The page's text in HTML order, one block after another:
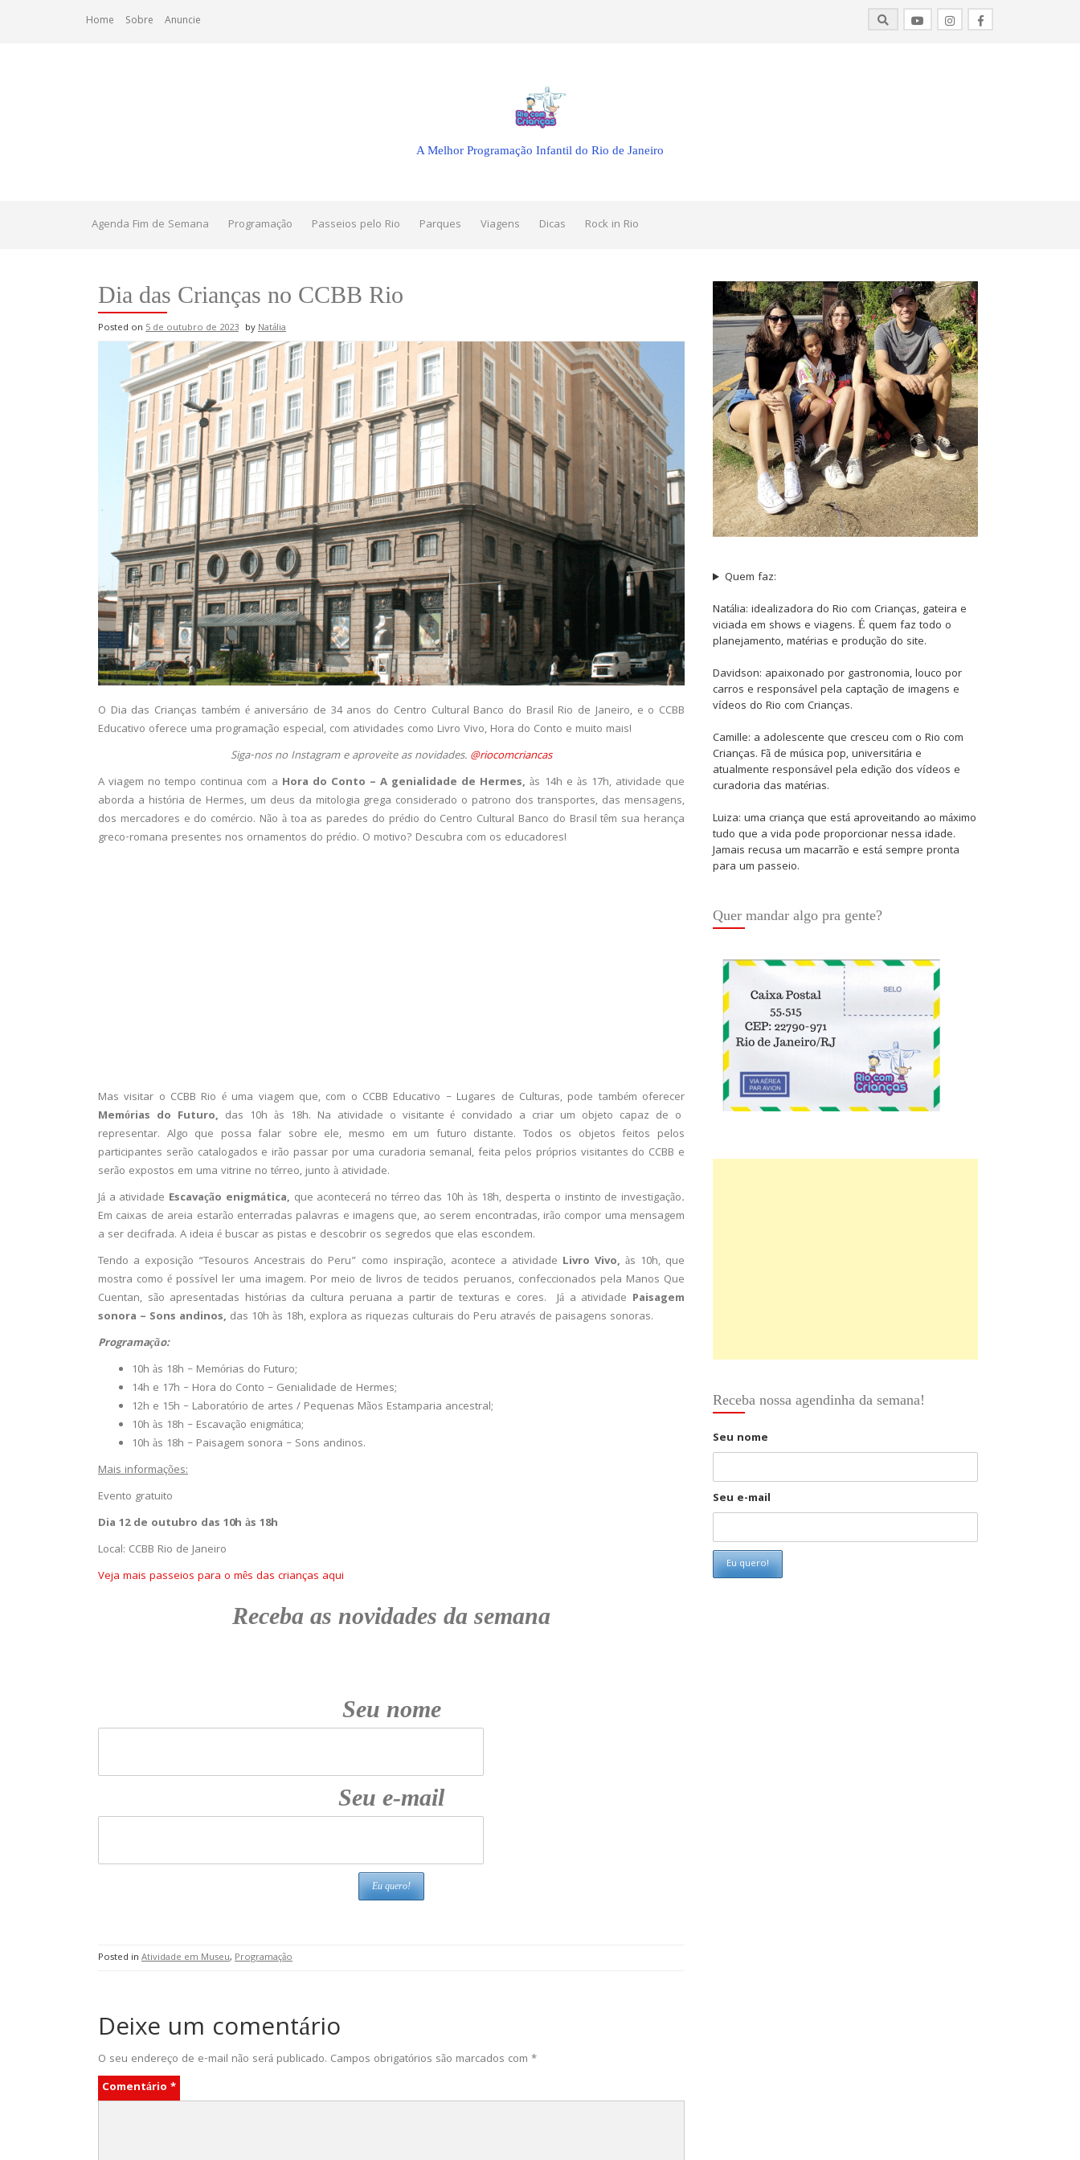
Home Sobre Anuncie
A Melhor Programação Infantil do Rio de Janeiro
Agenda Fim de Semana Programação Passeios pelo Rio Parques Viagens Dicas Rock in Rio
Dia das Crianças no CCBB Rio
Posted on 5 de outubro de 2023 byNatália
O Dia das Crianças também é aniversário de 34 anos do Centro Cultural Banco do Brasil Rio de Janeiro, e o CCBB
Educativo oferece uma programação especial, com atividades como Livro Vivo, Hora do Conto e muito mais!
Siga-nos no Instagram e aproveite as novidades. @riocomcriancas
A viagem no tempo continua com a Hora do Conto – A genialidade de Hermes,às 14h e às 17h, atividade que
aborda a história de Hermes, um deus da mitologia grega considerado o patrono dos transportes, das mensagens,
dos mercadores e do comércio. Não à toa as paredes do prédio do Centro Cultural Banco do Brasil têm sua herança
greco-romana presentes nos ornamentos do prédio. O motivo? Descubra com os educadores!
Mas visitar o CCBB Rio é uma viagem que, com o CCBB Educativo – Lugares de Culturas, pode também oferecer
Memórias do Futuro, das 10h às 18h. Na atividade o visitante é convidado a criar um objeto capaz de o
representar. Algo que possa falar sobre ele, mesmo em um futuro distante. Todos os objetos feitos pelos
participantes serão catalogados e irão passar por uma curadoria semanal, feita pelos próprios visitantes do CCBB e
serão expostos em uma vitrine no térreo, junto à atividade.
Já a atividade Escavação enigmática, que acontecerá no térreo das 10h às 18h, desperta o instinto de investigação.
Em caixas de areia estarão enterradas palavras e imagens que, ao serem encontradas, irão compor uma mensagem
a ser decifrada. A ideia é buscar as pistas e descobrir os segredos que elas escondem.
Tendo a exposição “Tesouros Ancestrais do Peru” como inspiração, acontece a atividade Livro Vivo, às 10h, que
mostra como é possível ler uma imagem. Por meio de livros de tecidos peruanos, confeccionados pela Manos Que
Cuentan, são apresentadas histórias da cultura peruana a partir de texturas e cores.
Já a atividade Paisagem
sonora – Sons andinos, das 10h às 18h, explora as riquezas culturais do Peru através de paisagens sonoras.
Programação:
10h às 18h – Memórias do Futuro;
14h e 17h – Hora do Conto – Genialidade de Hermes;
12h e 15h – Laboratório de artes / Pequenas Mãos Estamparia ancestral;
10h às 18h – Escavação enigmática;
10h às 18h – Paisagem sonora – Sons andinos.
Mais informações:
Evento gratuito
Dia 12 de outubro das 10h às 18h
Local: CCBB Rio de Janeiro
Veja mais passeios para o mês das crianças aqui
Receba as novidades da semana
Seu nome
Seu e-mail
Posted in Atividade em Museu, Programação
Deixe um comentário
O seu endereço de e-mail não será publicado. Campos obrigatórios são marcados com *
Comentário *
Quem faz:
Natália: idealizadora do Rio com Crianças, gateira e
viciada em shows e viagens. É quem faz todo o
planejamento, matérias e produção do site.
Davidson: apaixonado por gastronomia, louco por
carros e responsável pela captação de imagens e
vídeos do Rio com Crianças.
Camille: a adolescente que cresceu com o Rio com
Crianças. Fã de música pop, universitária e
atualmente responsável pela edição dos vídeos e
curadoria das matérias.
Luiza: uma criança que está aproveitando ao máximo
tudo que a vida pode proporcionar nessa idade.
Jamais recusa um macarrão e está sempre pronta
para um passeio.
Quer mandar algo pra gente?
Receba nossa agendinha da semana!
Seu nome
Seu e-mail